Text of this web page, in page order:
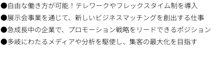
●自由な働き方が可能！テレワークやフレックスタイム制を導入
●展示会事業を通じて、新しいビジネスマッチングを創出する仕事
●急成長中の企業で、プロモーション戦略をリードできるポジション
●多岐にわたるメディアや分析を駆使し、集客の最大化を目指す